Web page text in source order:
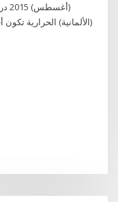
(الألمانية) الحرارية